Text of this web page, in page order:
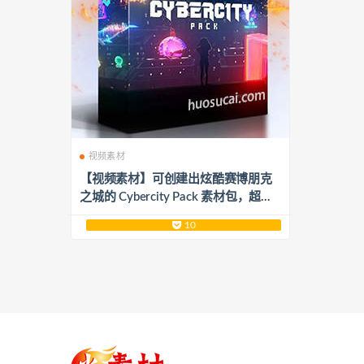
视频素材
【视频素材】可创建出炫酷赛博朋克
之城的 Cybercity Pack 素材包，超过1
10